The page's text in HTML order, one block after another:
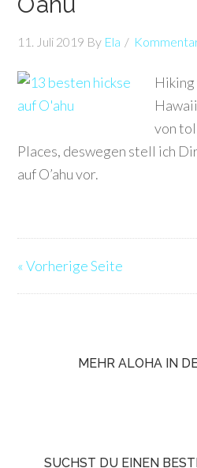
11. Juli 2019 By Ela
von
Places, deswegen stell ich
auf O’ahu vor.
« Vorherige Seite
MEHR ALOHA IN
SUCHST DU EINEN